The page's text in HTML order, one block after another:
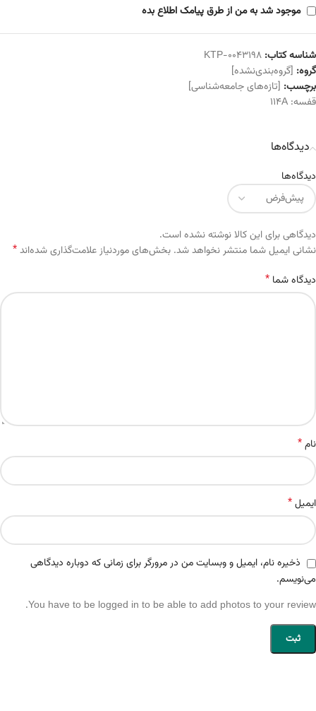
موجود شد به من از طرق پیامک اطلاع بده
شناسه کتاب: KTP-0043198
گروه: [گروه‌بندی‌نشده]
برچسب: [تازه‌های جامعه‌شناسی]
قفسه: 114A
دیدگاه‌ها
دیدگاه‌ها
دیدگاهی برای این کالا نوشته نشده است.
نشانی ایمیل شما منتشر نخواهد شد. بخش‌های موردنیاز علامت‌گذاری شده‌اند*
دیدگاه شما *
نام*
ایمیل*
ذخیره نام، ایمیل و وبسایت من در مرورگر برای زمانی که دوباره دیدگاهی
می‌نویسم.
You have to be logged in to be able to add photos to your review.
Alternative: